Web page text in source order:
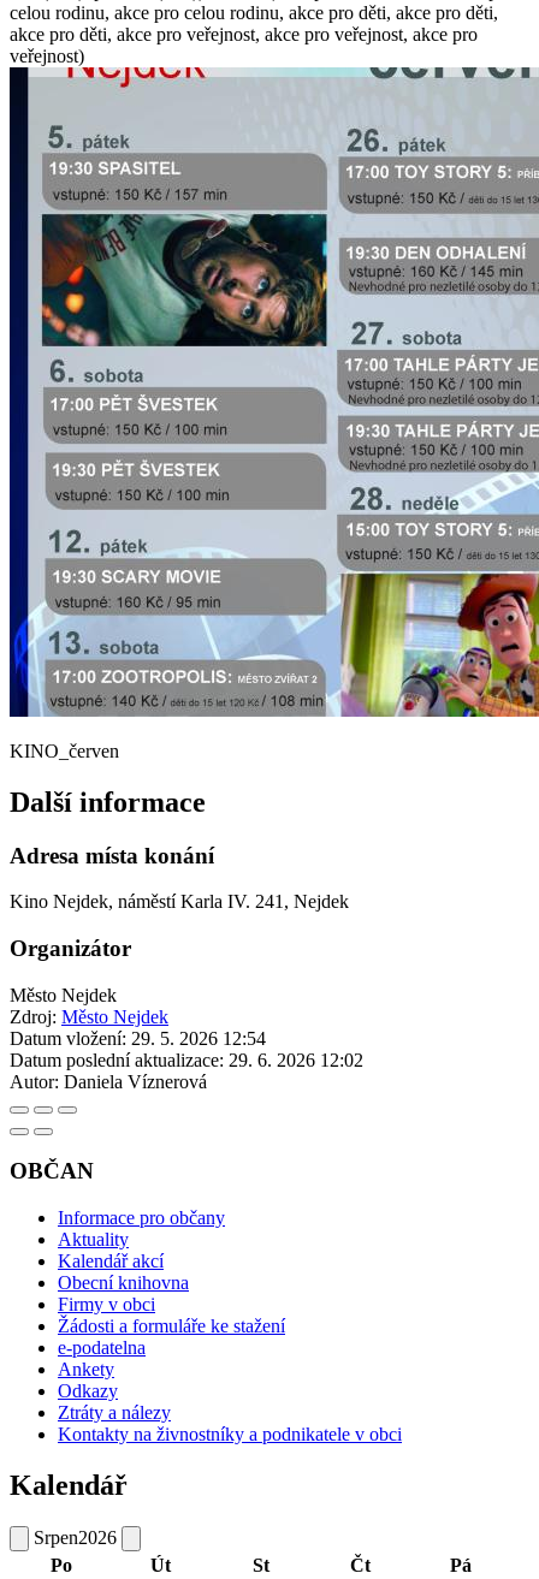
celou rodinu, akce pro celou rodinu, akce pro děti, akce pro děti,
akce pro děti, akce pro veřejnost, akce pro veřejnost, akce pro
veřejnost)
KINO_červen
Další informace
Adresa místa konání
Kino Nejdek, náměstí Karla IV. 241, Nejdek
Organizátor
Město Nejdek
Zdroj: Město Nejdek
Datum vložení: 29. 5. 2026 12:54
Datum poslední aktualizace: 29. 6. 2026 12:02
Autor: Daniela Víznerová
OBČAN
Informace pro občany
Aktuality
Kalendář akcí
Obecní knihovna
Firmy v obci
Žádosti a formuláře ke stažení
e-podatelna
Ankety
Odkazy
Ztráty a nálezy
Kontakty na živnostníky a podnikatele v obci
Kalendář
Srpen2026
Po
Út St Čt
Pá